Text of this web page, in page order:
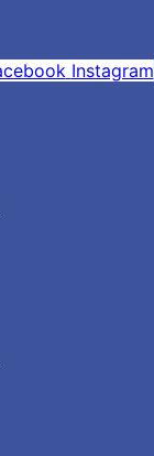
Instagram